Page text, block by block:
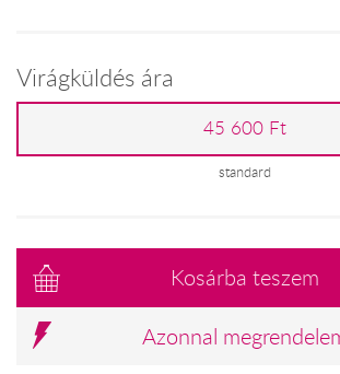
Virágküldés ára
45 600 Ft
standard
Kosárba teszem
Azonnal